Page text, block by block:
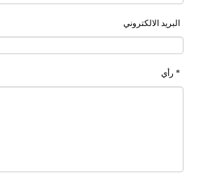
البريد الالكتروني
* رأي